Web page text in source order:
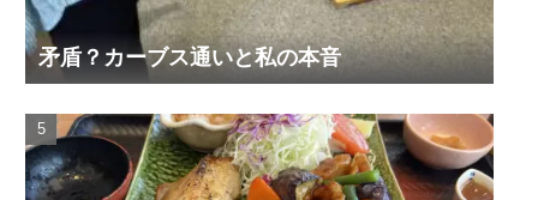
矛盾？カーブス通いと私の本音